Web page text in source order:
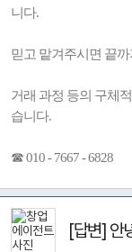
니다.
믿고 맡겨주시면 끝
거래 과정 등의 구체
습니다.
☎ 010 - 7667 - 6828
[답변] 안